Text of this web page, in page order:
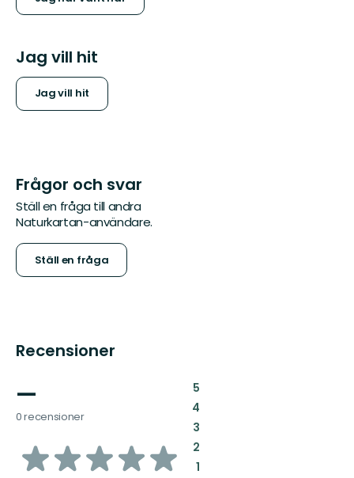
Jag vill hit
Jag vill hit
Frågor och svar
Ställ en fråga till andra
Naturkartan-användare.
Ställ en fråga
Recensioner
—
0 recensioner
av
5:
4:
3:
2:
1: